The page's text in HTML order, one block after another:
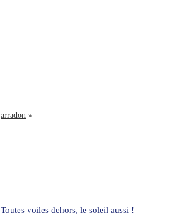
arradon »
Toutes voiles dehors, le soleil aussi !